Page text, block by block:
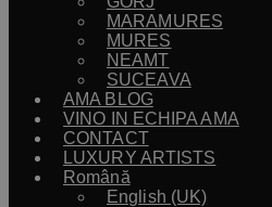
MARAMURES
MURES
NEAMT
SUCEAVA
AMA BLOG
VINO IN ECHIPA AMA
CONTACT
LUXURY ARTISTS
Română
English (UK)